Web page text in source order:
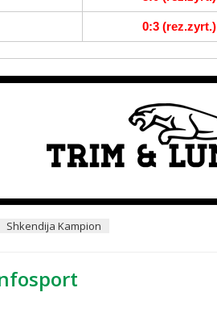
0:3 (rez.zyrt.)
Shkendija Kampion